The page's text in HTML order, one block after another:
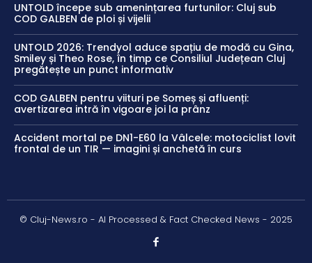
UNTOLD începe sub amenințarea furtunilor: Cluj sub
COD GALBEN de ploi și vijelii
UNTOLD 2026: Trendyol aduce spațiu de modă cu Gina,
Smiley și Theo Rose, în timp ce Consiliul Județean Cluj
pregătește un punct informativ
COD GALBEN pentru viituri pe Someș și afluenți:
avertizarea intră în vigoare joi la prânz
Accident mortal pe DN1-E60 la Vâlcele: motociclist lovit
frontal de un TIR — imagini și anchetă în curs
© Cluj-News.ro - AI Processed & Fact Checked News - 2025